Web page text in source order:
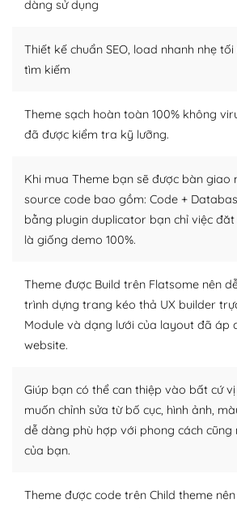
– Sở hữu một cộng đồng lớn, sẵn
khổng lồ được kiểm duyệt bởi các
người cuồng tín WordPress.
Nếu bạn gặp khó khăn, bạn có thể
kiếm những cộng đồng WordPress,
lời, giải đáp vấn đề của bạn.
Cộng đồng sử dụng WordPress sẵn
– Đa dạng plugin và themes
Plugin mở rộng là thành phần cài
WordPress để tăng thêm các tính
nhiều plugin trả phí hoặc miễn phí.
Nhờ lượng người dùng đông đảo, thư
plugin của WordPress rất phong
thích chọn lựa plugin và themes phù
lập website của mình.
dàng sử dụng
Thiết kế chuẩn SEO, load nhanh nhẹ
tìm kiếm
Theme sạch hoàn toàn 100% không
đã được kiểm tra kỹ lưỡng.
Khi mua Theme bạn sẽ được bàn giao
source code bao gồm: Code +
bằng plugin duplicator bạn chỉ việc
là giống demo 100%.
Theme được Build trên Flatsome nên
trình dựng trang kéo thả UX builder
Module và dạng lưới của layout đã áp
website.
Giúp bạn có thể can thiệp vào bất cứ
muốn chỉnh sửa từ bố cục, hình ảnh,
dễ dàng phù hợp với phong cách cũng
của bạn.
Theme được code trên Child theme